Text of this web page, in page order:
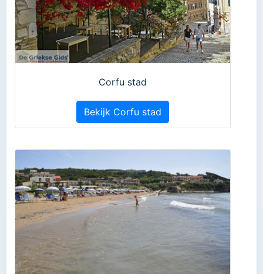
Corfu stad
Bekijk Corfu stad